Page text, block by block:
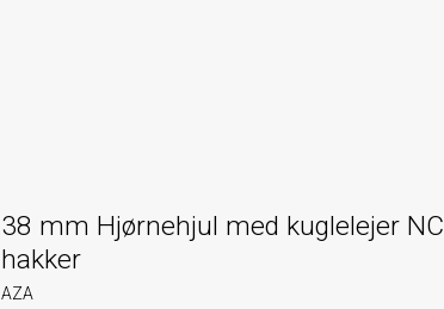
38 mm Hjørnehjul med kuglelejer NC
hakker
AZA